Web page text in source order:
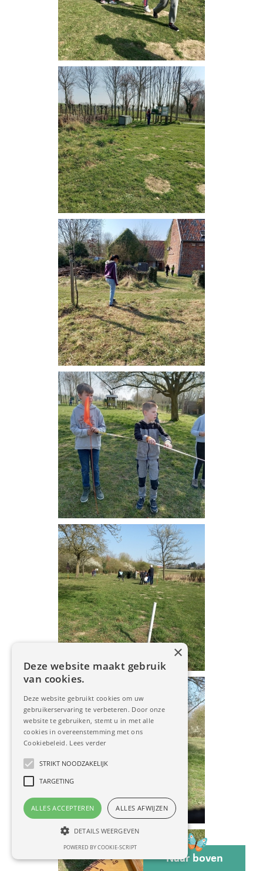
Naar boven
×
Deze website maakt gebruik
van cookies.
Deze website gebruikt cookies om uw
gebruikerservaring te verbeteren. Door onze
website te gebruiken, stemt u in met alle
cookies in overeenstemming met ons
Cookiebeleid. Lees verder
STRIKT NOODZAKELIJK
TARGETING
ALLES ACCEPTEREN ALLES AFWIJZEN
DETAILS WEERGEVEN
POWERED BY COOKIE-SCRIPT